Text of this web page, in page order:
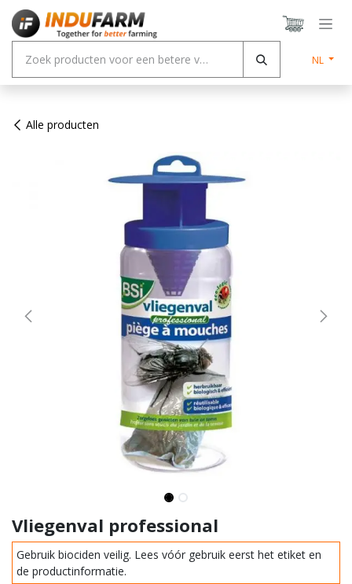
Overslaan naar inhoud
NL
Alle producten
Vliegenval professional
Gebruik biociden veilig. Lees vóór gebruik eerst het etiket en
de productinformatie.